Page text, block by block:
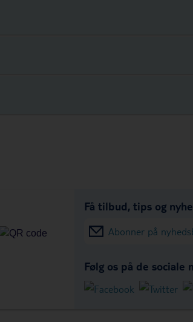
Få tilbud, tips og
Abonner på
Følg os på de sociale